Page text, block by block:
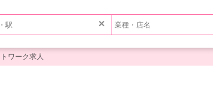
×
ワーク求人